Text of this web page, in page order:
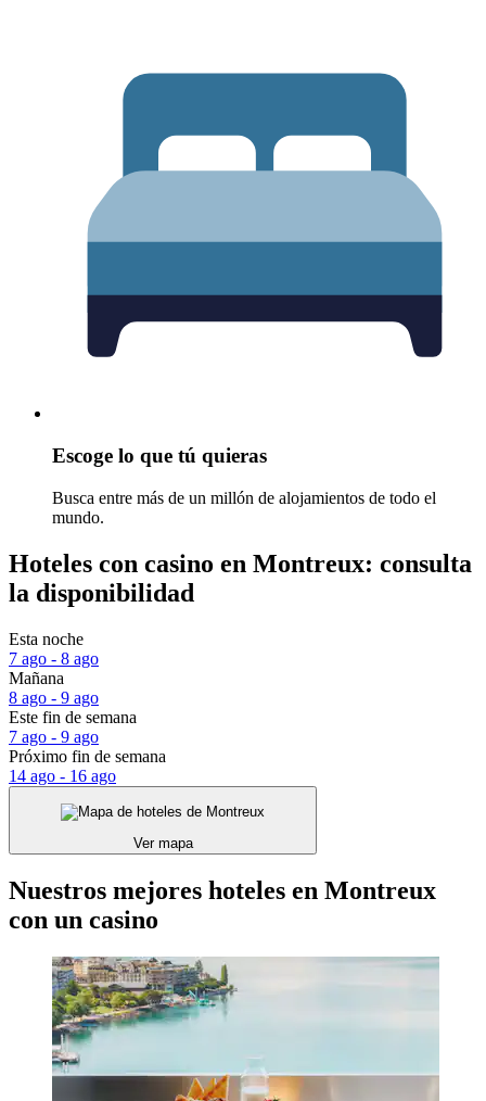
Escoge lo que tú quieras
Busca entre más de un millón de alojamientos de todo el
mundo.
Hoteles con casino en Montreux: consulta
la disponibilidad
Esta noche
7 ago - 8 ago
Mañana
8 ago - 9 ago
Este fin de semana
7 ago - 9 ago
Próximo fin de semana
14 ago - 16 ago
Ver mapa
Nuestros mejores hoteles en Montreux
con un casino